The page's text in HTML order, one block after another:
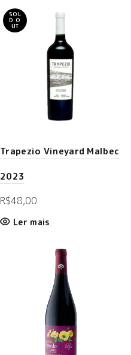
SOL
D O
UT
Trapezio Vineyard Malbec
2023
R$48,00
Ler mais